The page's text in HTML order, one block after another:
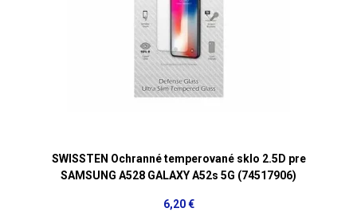
SWISSTEN Ochranné temperované sklo 2.5D pre
SAMSUNG A528 GALAXY A52s 5G (74517906)
6,20 €